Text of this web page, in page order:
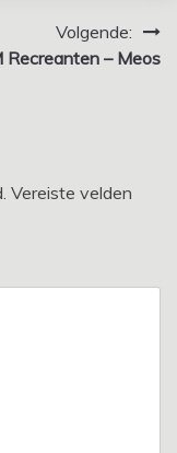
Volgende:
Recreanten – Meos
Vereiste velden